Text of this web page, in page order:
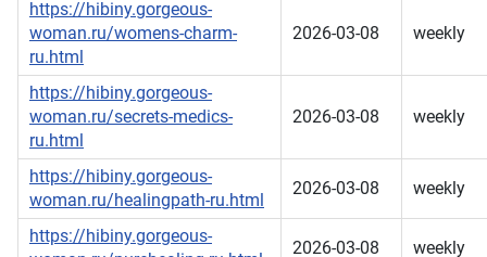
https://hibiny.gorgeous-
woman.ru/womens-charm-
ru.html
2026-03-08 weekly
https://hibiny.gorgeous-
woman.ru/secrets-medics-
ru.html
2026-03-08 weekly
https://hibiny.gorgeous-
woman.ru/healingpath-ru.html
2026-03-08 weekly
https://hibiny.gorgeous-
2026-03-08 weekly